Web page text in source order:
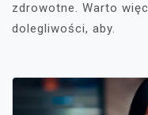
zdrowotne. Warto
dolegliwości, aby.